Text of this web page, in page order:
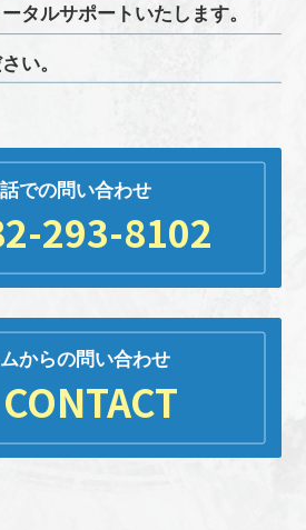
タルサポートいたします。
い。
での問い合わせ
293-8102
からの問い合わせ
CONTACT